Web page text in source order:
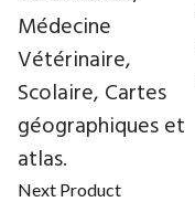
Next Product
Médecine
Vétérinaire,
Scolaire, Cartes
géographiques et
atlas.